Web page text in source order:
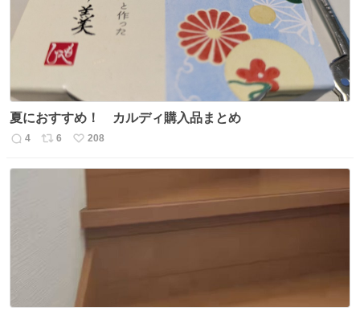
夏におすすめ！ カルディ購入品まとめ
返
4
リ
6
い
208